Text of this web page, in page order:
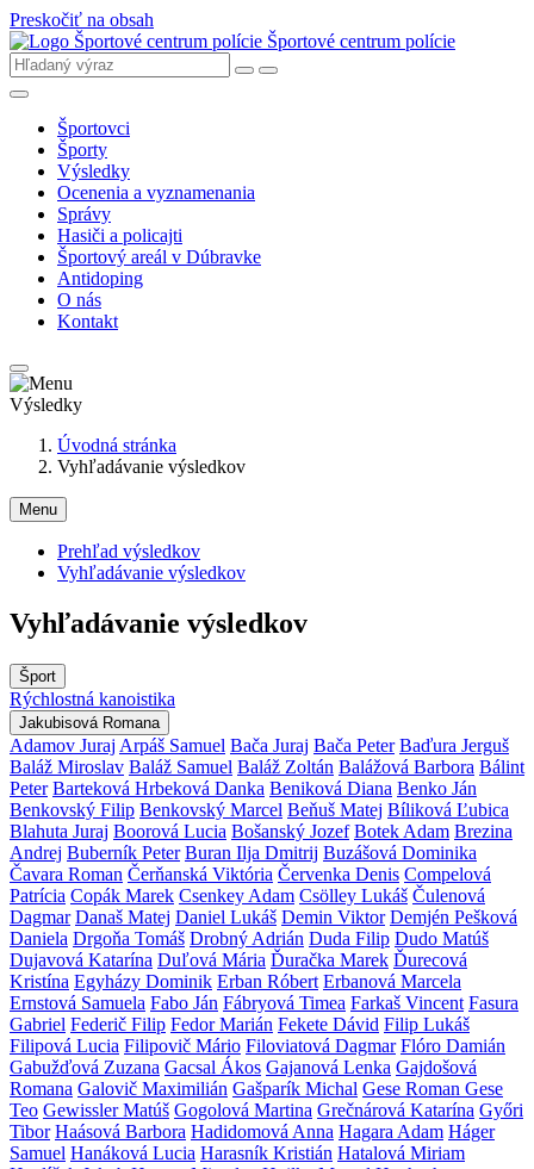
Preskočiť na obsah
Športové centrum polície
Športovci
Športy
Výsledky
Ocenenia a vyznamenania
Správy
Hasiči a policajti
Športový areál v Dúbravke
Antidoping
O nás
Kontakt
Výsledky
Úvodná stránka
Vyhľadávanie výsledkov
Menu
Prehľad výsledkov
Vyhľadávanie výsledkov
Vyhľadávanie výsledkov
Šport
Rýchlostná kanoistika
Jakubisová Romana
Adamov Juraj Arpáš Samuel Bača Juraj Bača Peter Baďura Jerguš
Baláž Miroslav Baláž Samuel Baláž Zoltán Balážová Barbora Bálint
Peter Barteková Hrbeková Danka Beniková Diana Benko Ján
Benkovský Filip Benkovský Marcel Beňuš Matej Bíliková Ľubica
Blahuta Juraj Boorová Lucia Bošanský Jozef Botek Adam Brezina
Andrej Buberník Peter Buran Ilja Dmitrij Buzášová Dominika
Čavara Roman Čerňanská Viktória Červenka Denis Compelová
Patrícia Copák Marek Csenkey Adam Csölley Lukáš Čulenová
Dagmar Današ Matej Daniel Lukáš Demin Viktor Demjén Pešková
Daniela Drgoňa Tomáš Drobný Adrián Duda Filip Dudo Matúš
Dujavová Katarína Duľová Mária Ďuračka Marek Ďurecová
Kristína Egyházy Dominik Erban Róbert Erbanová Marcela
Ernstová Samuela Fabo Ján Fábryová Timea Farkaš Vincent Fasura
Gabriel Federič Filip Fedor Marián Fekete Dávid Filip Lukáš
Filipová Lucia Filipovič Mário Filoviatová Dagmar Flóro Damián
Gabužďová Zuzana Gacsal Ákos Gajanová Lenka Gajdošová
Romana Galovič Maximilián Gašparík Michal Gese Roman Gese
Teo Gewissler Matúš Gogolová Martina Grečnárová Katarína Győri
Tibor Haásová Barbora Hadidomová Anna Hagara Adam Háger
Samuel Hanáková Lucia Harasník Kristián Hatalová Miriam